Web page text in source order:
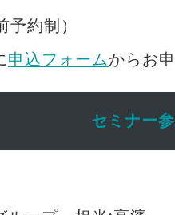
予約制）
申込フォームからお
セミナー